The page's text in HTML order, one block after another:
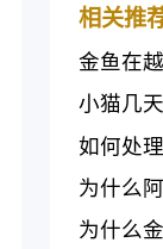
相关推
金鱼在
的温度
小猫几
如何处
为什么
店？
为什么